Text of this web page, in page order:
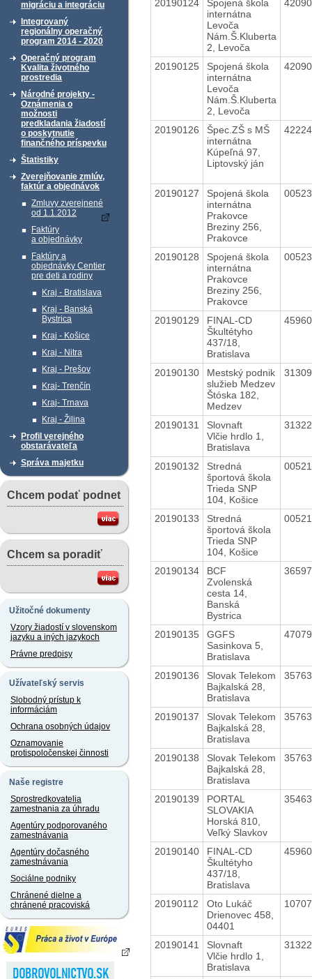
migráciu a integráciu
Integrovaný
regionálny operačný
program 2014 - 2020
Operačný program
Kvalita životného
prostredia
Národné projekty -
Oznámenia o
možnosti
predkladania žiadostí
o poskytnutie
finančného príspevku
Štatistiky
Zverejňovanie zmlúv,
faktúr a objednávok
Zmluvy zverejnené
od 1.1.2012
Faktúry
a objednávky
Faktúry a
objednávky Centier
pre deti a rodiny
Kraj - Bratislava
Kraj - Banská
Bystrica
Kraj - Košice
Kraj - Nitra
Kraj - Prešov
Kraj- Trenčín
Kraj- Trnava
Kraj - Žilina
Profil verejného
obstarávateľa
Správa majetku
Chcem podať podnet
Chcem sa poradiť
Užitočné dokumenty
Vzory žiadostí v slovenskom
jazyku a iných jazykoch
Právne predpisy
Užívateľský servis
Slobodný prístup k
informáciám
Ochrana osobných údajov
Oznamovanie
protispoločenskej činnosti
Naše registre
Sprostredkovatelia
zamestnania za úhradu
Agentúry podporovaného
zamestnávania
Agentúry dočasného
zamestnávania
Sociálne podniky
Chránené dielne a
chránené pracoviská
20190124
Spojená škola
internátna
Levoča
Nám.Š.Kluberta
2, Levoča
20190125
Spojená škola
internátna
Levoča
Nám.Š.Kluberta
2, Levoča
20190126
Špec.ZŠ s MŠ
internátna
Kúpeľná 97,
Liptovský ján
20190127
Spojená škola
internátna
Prakovce
Breziny 256,
Prakovce
20190128
Spojená škola
internátna
Prakovce
Breziny 256,
Prakovce
20190129
FINAL-CD
Škultétyho
437/18,
Bratislava
20190130
Mestský podnik
služieb Medzev
Štóska 182,
Medzev
20190131
Slovnaft
Vlčie hrdlo 1,
Bratislava
20190132
Stredná
športová škola
Trieda SNP
104, Košice
20190133
Stredná
športová škola
Trieda SNP
104, Košice
20190134
BCF
Zvolenská
cesta 14,
Banská
Bystrica
20190135
GGFS
Sasinkova 5,
Bratislava
20190136
Slovak Telekom
Bajkalská 28,
Bratislava
20190137
Slovak Telekom
Bajkalská 28,
Bratislava
20190138
Slovak Telekom
Bajkalská 28,
Bratislava
20190139
PORTAL
SLOVAKIA
Horská 810,
Veľký Slavkov
20190140
FINAL-CD
Škultétyho
437/18,
Bratislava
20190112
Oto Lukáč
Drienovec 458,
04401
20190141
Slovnaft
Vlčie hrdlo 1,
Bratislava